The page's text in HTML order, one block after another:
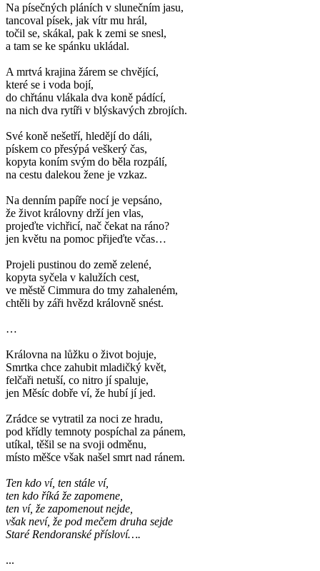
Na písečných pláních v slunečním jasu,
tancoval písek, jak vítr mu hrál,
točil se, skákal, pak k zemi se snesl,
a tam se ke spánku ukládal.
A mrtvá krajina žárem se chvějící,
které se i voda bojí,
do chřtánu vlákala dva koně pádící,
na nich dva rytíři v blýskavých zbrojích.
Své koně nešetří, hledějí do dáli,
pískem co přesýpá veškerý čas,
kopyta koním svým do běla rozpálí,
na cestu dalekou žene je vzkaz.
Na denním papíře nocí je vepsáno,
že život královny drží jen vlas,
projeďte vichřicí, nač čekat na ráno?
jen květu na pomoc přijeďte včas…
Projeli pustinou do země zelené,
kopyta syčela v kalužích cest,
ve městě Cimmura do tmy zahaleném,
chtěli by záři hvězd královně snést.
…
Královna na lůžku o život bojuje,
Smrtka chce zahubit mladičký květ,
felčaři netuší, co nitro jí spaluje,
jen Měsíc dobře ví, že hubí jí jed.
Zrádce se vytratil za noci ze hradu,
pod křídly temnoty pospíchal za pánem,
utíkal, těšil se na svoji odměnu,
místo měšce však našel smrt nad ránem.
Ten kdo ví, ten stále ví,
ten kdo říká že zapomene,
ten ví, že zapomenout nejde,
však neví, že pod mečem druha sejde
Staré Rendoranské přísloví….
...